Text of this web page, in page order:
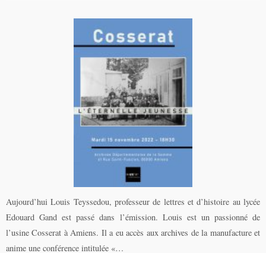
Aujourd’hui Louis Teyssedou, professeur de lettres et d’histoire au lycée
Edouard Gand est passé dans l’émission. Louis est un passionné de
l’usine Cosserat à Amiens. Il a eu accès aux archives de la manufacture et
anime une conférence intitulée «…